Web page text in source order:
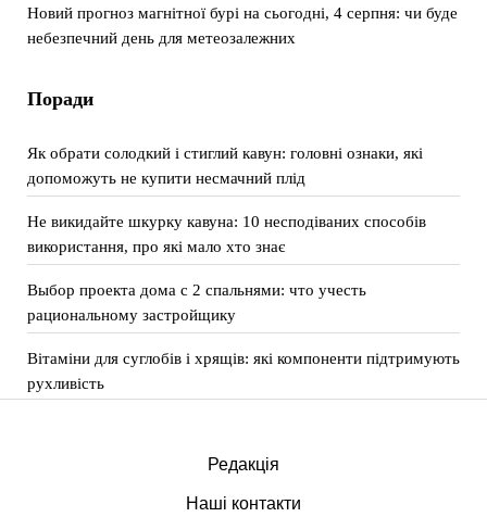
Новий прогноз магнітної бурі на сьогодні, 4 серпня: чи буде
небезпечний день для метеозалежних
Поради
Як обрати солодкий і стиглий кавун: головні ознаки, які
допоможуть не купити несмачний плід
Не викидайте шкурку кавуна: 10 несподіваних способів
використання, про які мало хто знає
Выбор проекта дома с 2 спальнями: что учесть
рациональному застройщику
Вітаміни для суглобів і хрящів: які компоненти підтримують
рухливість
Редакція
Наші контакти